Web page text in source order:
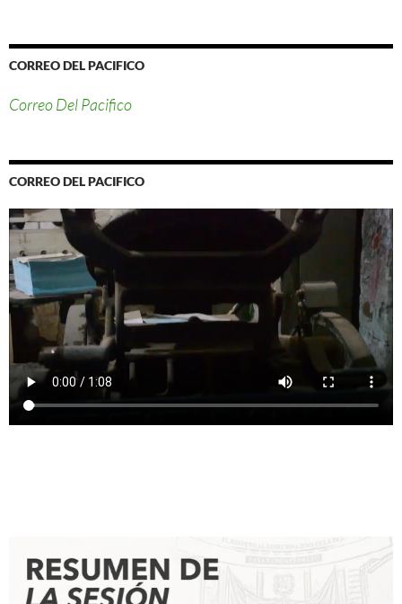
CORREO DEL PACIFICO
Correo Del Pacifico
CORREO DEL PACIFICO